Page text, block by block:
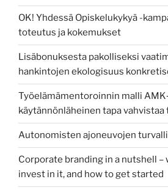
OK! Yhdessä Opiskelukykyä -
toteutus ja kokemukset
Lisäbonuksesta pakolliseksi
hankintojen ekologisuus
Työelämämentoroinnin malli
käytännönläheinen tapa
Autonomisten ajoneuvojen
Corporate branding in a nutshell –
invest in it, and how to get started